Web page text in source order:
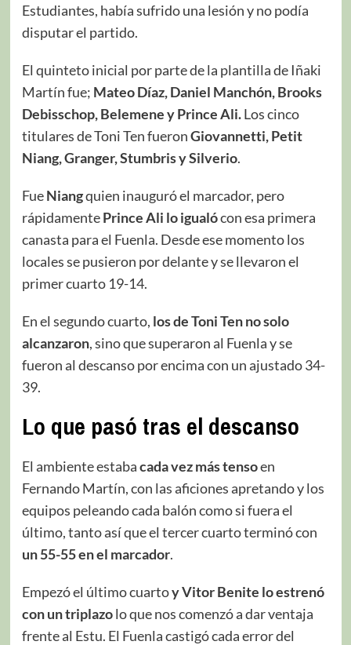
Estudiantes, había sufrido una lesión y no podía
disputar el partido.
El quinteto inicial por parte de la plantilla de Iñaki
Martín fue; Mateo Díaz, Daniel Manchón, Brooks
Debisschop, Belemene y Prince Ali.Los cinco
titulares de Toni Ten fueronGiovannetti, Petit
Niang, Granger, Stumbris y Silverio.
FueNiangquien inauguró el marcador, pero
rápidamentePrince Ali lo igualócon esa primera
canasta para el Fuenla. Desde ese momento los
locales se pusieron por delante y se llevaron el
primer cuarto 19-14.
En el segundo cuarto, los de Toni Ten no solo
alcanzaron, sino que superaron al Fuenla y se
fueron al descanso por encima con un ajustado 34-
39.
Lo que pasó tras el descanso
El ambiente estabacada vez más tensoen
Fernando Martín, con las aficiones apretando y los
equipos peleando cada balón como si fuera el
último, tanto así que el tercer cuarto terminó con
un 55-55 en el marcador.
Empezó el último cuartoy Vitor Benite lo estrenó
con un triplazolo que nos comenzó a dar ventaja
frente al Estu. El Fuenla castigó cada error del